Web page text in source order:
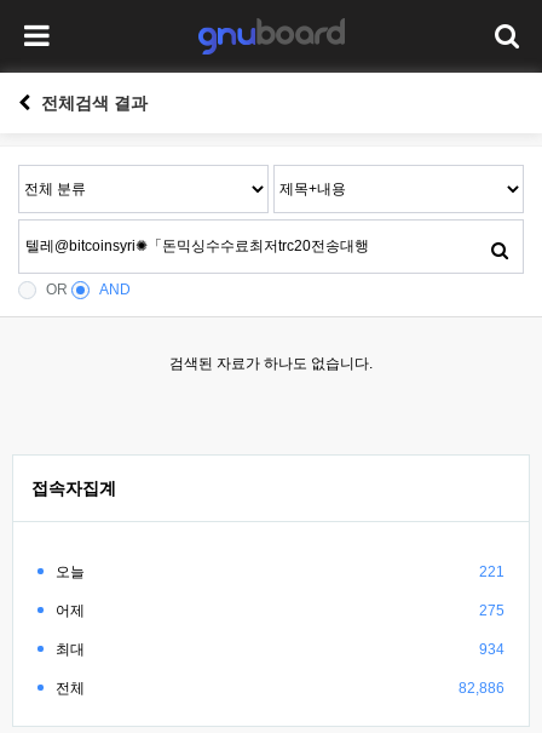
전체검색 결과
OR AND
검색된 자료가 하나도 없습니다.
접속자집계
오늘 221
어제 275
최대 934
전체 82,886